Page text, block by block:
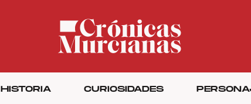
HISTORIA CURIOSIDADES